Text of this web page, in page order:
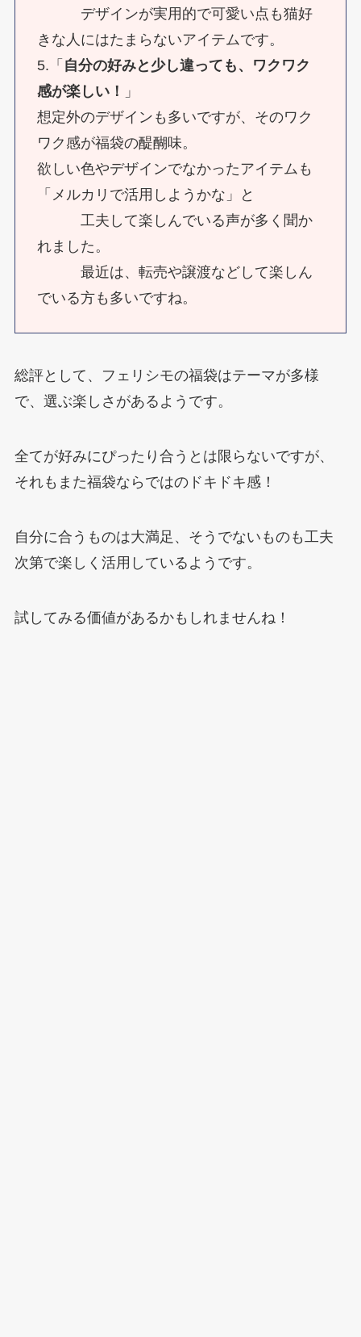
デザインが実用的で可愛い点も猫好
きな人にはたまらないアイテムです。
5.「 自分の好みと少し違っても、ワクワク
感が楽しい！
」
想定外のデザインも多いですが、そのワク
ワク感が福袋の醍醐味。
欲しい色やデザインでなかったアイテムも
「メルカリで活用しようかな」と
工夫して楽しんでいる声が多く聞か
れました。
最近は、転売や譲渡などして楽しん
でいる方も多いですね。
総評として、フェリシモの福袋はテーマが多様
で、選ぶ楽しさがあるようです。
全てが好みにぴったり合うとは限らないですが、
それもまた福袋ならではのドキドキ感！
自分に合うものは大満足、そうでないものも工夫
次第で楽しく活用しているようです。
試してみる価値があるかもしれませんね！